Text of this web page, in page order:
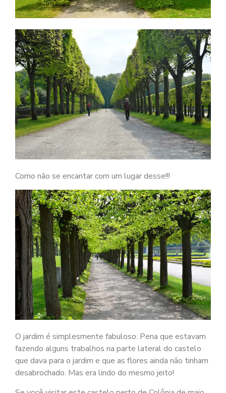
Como não se encantar com um lugar desse!!!
O jardim é simplesmente fabuloso. Pena que estavam
fazendo alguns trabalhos na parte lateral do castelo
que dava para o jardim e que as flores ainda não tinham
desabrochado. Mas era lindo do mesmo jeito!